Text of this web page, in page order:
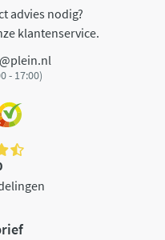
advies nodig?
klantenservice.
- 17:00)